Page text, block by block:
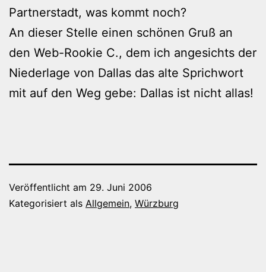
Partnerstadt, was kommt noch?
An dieser Stelle einen schönen Gruß an
den Web-Rookie C., dem ich angesichts der
Niederlage von Dallas das alte Sprichwort
mit auf den Weg gebe: Dallas ist nicht allas!
Veröffentlicht am 29. Juni 2006
Kategorisiert als Allgemein, Würzburg